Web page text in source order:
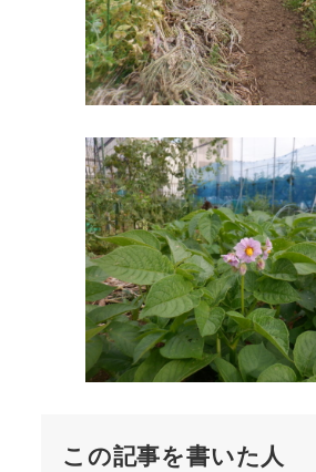
この記事を書いた人